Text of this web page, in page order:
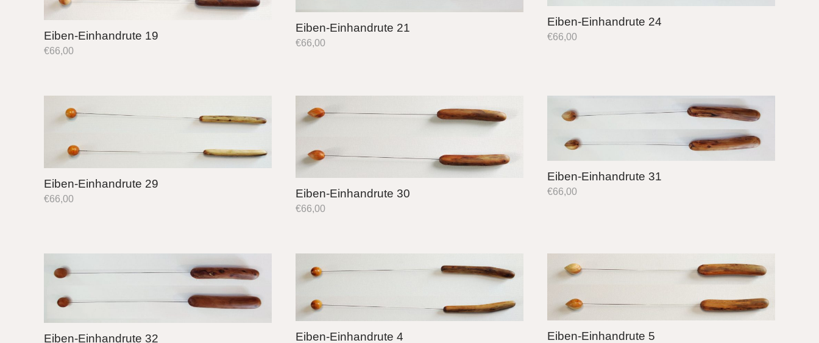
Eiben-Einhandrute 19
€66,00
Eiben-Einhandrute 21
€66,00
Eiben-Einhandrute 24
€66,00
Eiben-Einhandrute 29
€66,00 Eiben-Einhandrute 30
€66,00
Eiben-Einhandrute 31
€66,00
Eiben-Einhandrute 32 Eiben-Einhandrute 4 Eiben-Einhandrute 5